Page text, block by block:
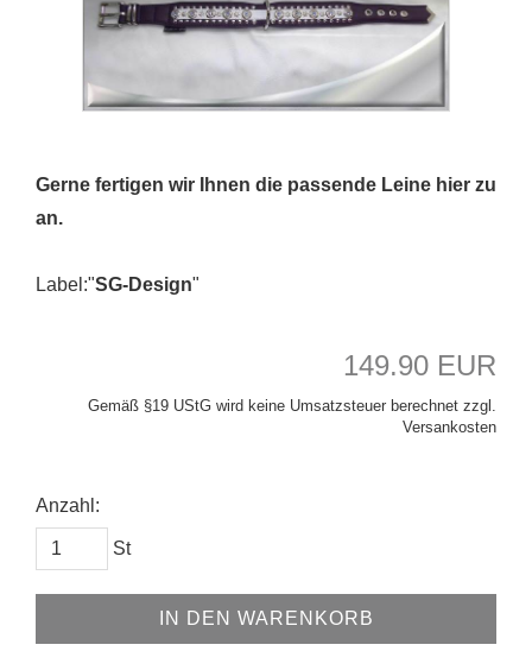
Gerne fertigen wir Ihnen die passende Leine hier zu
an.
Label:"SG-Design"
149.90 EUR
Gemäß §19 UStG wird keine Umsatzsteuer berechnet zzgl.
Versankosten
Anzahl:
St
IN DEN WARENKORB